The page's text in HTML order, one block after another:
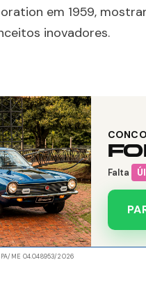
em 1959,
inovadores.
Falta
ME 04.048953/2026